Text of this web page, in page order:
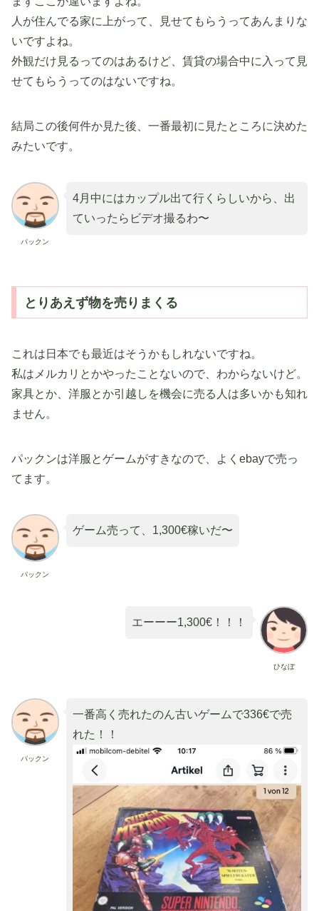
人が住んでる家に上がって、見せてもらうってあんまりな
いですよね。
外観だけ見るってのはあるけど、賃貸の場合中に入って見
せてもらうってのはないですね。
結局この後何件か見た後、一番最初に見たところに決めた
みたいです。
パックン
4月中にはカップル出て行くらしいから、出
ていったらビデオ撮るわ〜
とりあえず物を売りまくる
これは日本でも最近はそうかもしれないですね。
私はメルカリとかやったことないので、わからないけど。
家具とか、洋服とか引越しを機会に売る人は多いかも知れ
ません。
パックンは洋服とゲームがすきなので、よくebayで売っ
てます。
パックン
ゲーム売って、1,300€稼いだ〜
ひなぼ
エーーー1,300€！！！
パックン
一番高く売れたのん古いゲームで336€で売
れた！！